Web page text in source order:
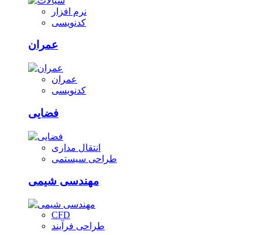
نرم افزار
کدنویسی
عمران
عمران
کدنویسی
فضایی
انتقال مداری
طراحی سیستمی
مهندسی شیمی
CFD
طراحی فرآیند